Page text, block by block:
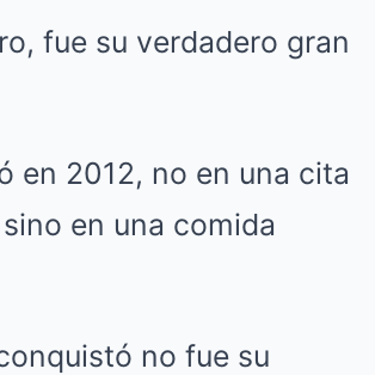
fue su verdadero gran
en 2012, no en una cita
en una comida
no fue su